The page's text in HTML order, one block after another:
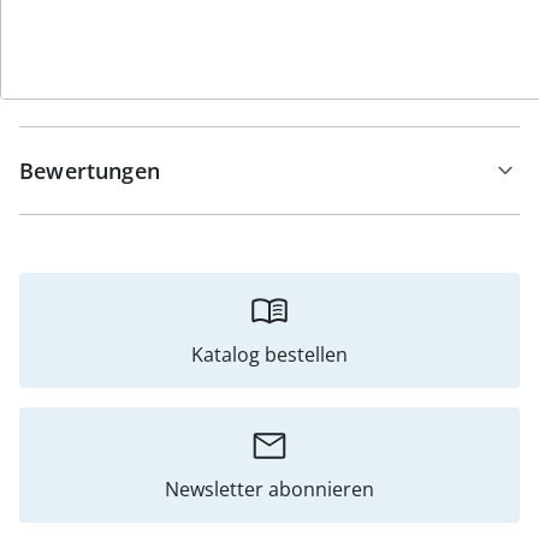
Bewertungen
Katalog bestellen
Newsletter abonnieren